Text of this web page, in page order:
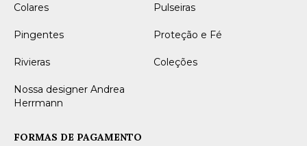
Colares Pulseiras
Pingentes Proteção e Fé
Rivieras Coleções
Nossa designer Andrea
Herrmann
FORMAS DE PAGAMENTO